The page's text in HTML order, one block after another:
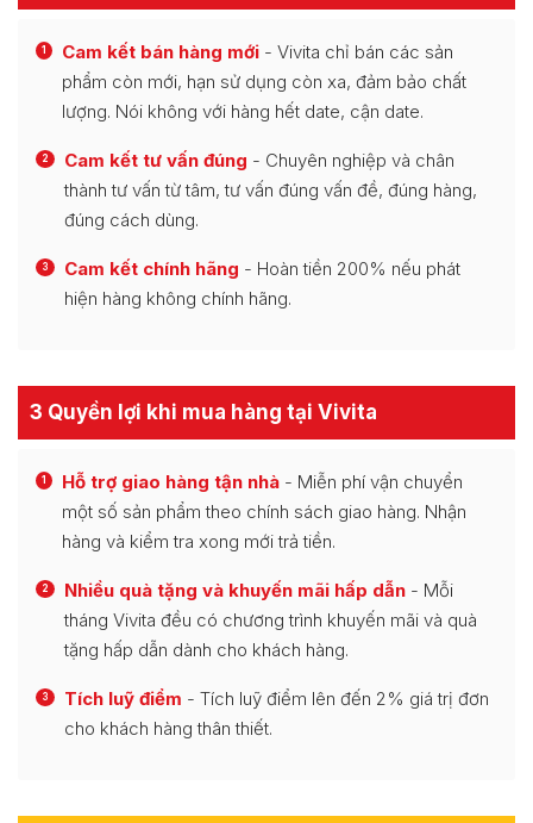
1 Cam kết bán hàng mới - Vivita chỉ bán các sản
phẩm còn mới, hạn sử dụng còn xa, đảm bảo chất
lượng. Nói không với hàng hết date, cận date.
2 Cam kết tư vấn đúng - Chuyên nghiệp và chân
thành tư vấn từ tâm, tư vấn đúng vấn đề, đúng hàng,
đúng cách dùng.
3 Cam kết chính hãng - Hoàn tiền 200% nếu phát
hiện hàng không chính hãng.
3 Quyền lợi khi mua hàng tại Vivita
1 Hỗ trợ giao hàng tận nhà - Miễn phí vận chuyển
một số sản phẩm theo chính sách giao hàng. Nhận
hàng và kiểm tra xong mới trả tiền.
2 Nhiều quà tặng và khuyến mãi hấp dẫn - Mỗi
tháng Vivita đều có chương trình khuyến mãi và quà
tặng hấp dẫn dành cho khách hàng.
3 Tích luỹ điểm - Tích luỹ điểm lên đến 2% giá trị đơn
cho khách hàng thân thiết.